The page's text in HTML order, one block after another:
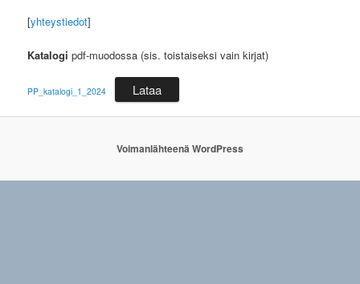
[yhteystiedot]
Katalogi pdf-muodossa (sis. toistaiseksi vain kirjat)
PP_katalogi_1_2024 Lataa
Voimanlähteenä WordPress